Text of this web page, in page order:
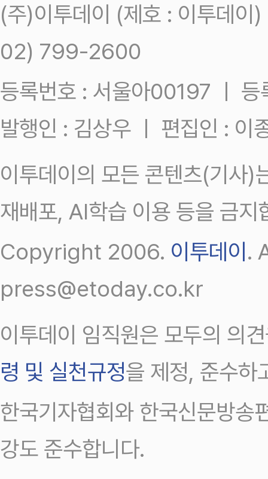
(주)이투데이 (제호 : 이투데
02) 799-2600
등록번호 : 서울아00197 ㅣ
발행인 : 김상우 ㅣ 편집인 : 이
이투데이의 모든 콘텐츠(기사)
재배포, AI학습 이용 등을 금지
Copyright 2006. 이투데이.
press@etoday.co.kr
이투데이 임직원은 모두의 의
령 및 실천규정을 제정, 준수하
한국기자협회와 한국신문방송
강도 준수합니다.